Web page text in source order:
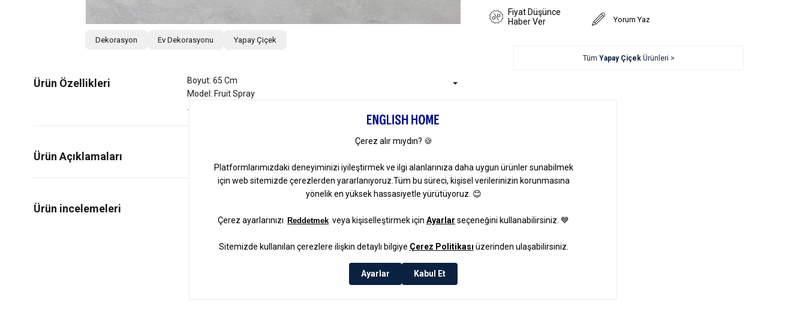
Dekorasyon Ev Dekorasyonu Yapay Çiçek
Ürün Özellikleri
Boyut: 65 Cm
Model: Fruit Spray
Ürün Açıklamaları
Fiyat Düşünce
Haber Ver
Yorum Yaz
Tüm Yapay ÇiçekÜrünleri >